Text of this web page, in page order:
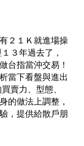
２１Ｋ就進場操
３年過去了，
台指當沖交易！
當下看盤與進出
賣力、型態、
的做法上調整，
，提供給散戶朋